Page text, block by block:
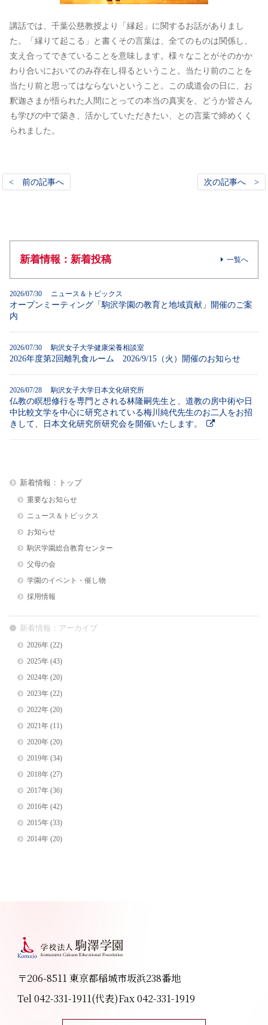
講話では、千葉公慈教授より「縁起」に関するお話がありまし
た。「縁りて起こる」と書くその言葉は、全てのものは関係し、
支え合ってできていることを意味します。様々なことがそのかか
わり合いにおいてのみ存在し得るということ。当たり前のことを
当たり前と思ってはならないということ。この成道会の日に、お
釈迦さまが悟られた人間にとっての本当の真実を、どうか皆さん
も学びの中で築き、活かしていただきたい、との言葉で締めくく
られました。
< 前の記事へ 次の記事へ >
新着情報：新着投稿 一覧へ
2026/07/30 ニュース＆トピックス
オープンミーティング「駒沢学園の教育と地域貢献」開催のご案
内
2026/07/30 駒沢女子大学健康栄養相談室
2026年度第2回離乳食ルーム 2026/9/15（火）開催のお知らせ
2026/07/28 駒沢女子大学日本文化研究所
仏教の瞑想修行を専門とされる林隆嗣先生と、道教の房中術や日
中比較文学を中心に研究されている梅川純代先生のお二人をお招
きして、日本文化研究所研究会を開催いたします。
新着情報：トップ
重要なお知らせ
ニュース＆トピックス
お知らせ
駒沢学園総合教育センター
父母の会
学園のイベント・催し物
採用情報
新着情報：アーカイブ
2026年(22)
2025年(43)
2024年(20)
2023年(22)
2022年(20)
2021年(11)
2020年(20)
2019年(34)
2018年(27)
2017年(36)
2016年(42)
2015年(33)
2014年(20)
〒206-8511 東京都稲城市坂浜238番地
Tel 042-331-1911(代表)Fax 042-331-1919